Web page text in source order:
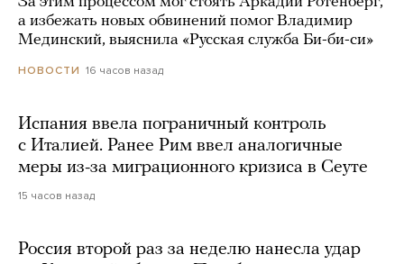
а избежать новых обвинений помог Владимир
Мединский, выяснила «Русская служба Би-би-си»
НОВОСТИ 16 часов назад
Испания ввела пограничный контроль
с Италией. Ранее Рим ввел аналогичные
меры из-за миграционного кризиса в Сеуте
15 часов назад
Россия второй раз за неделю нанесла удар